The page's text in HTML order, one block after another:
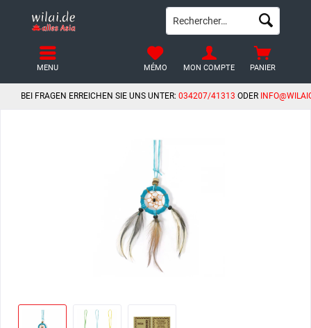
BEI FRAGEN ERREICHEN SIE UNS UNTER: 034207/41313 ODER
PANIER
MÉMO MON COMPTE
MENU